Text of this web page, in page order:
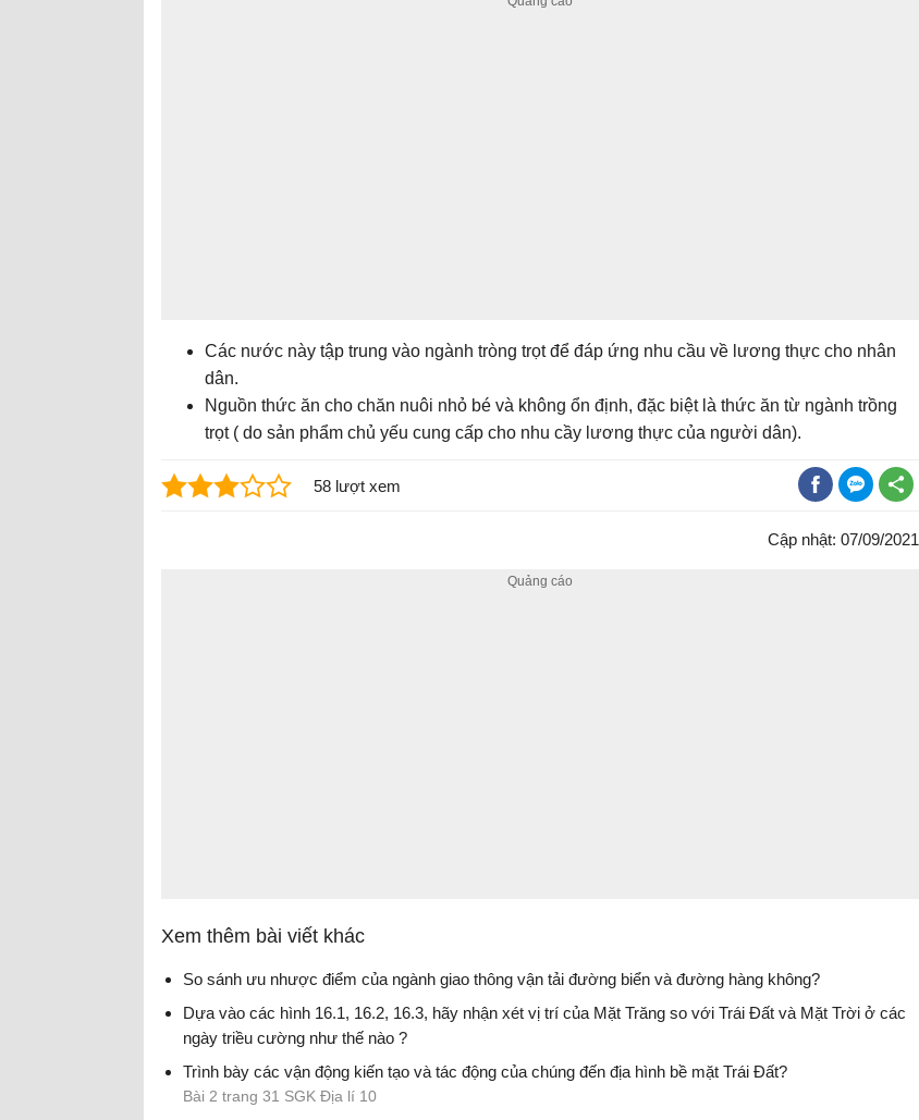
Các nước này tập trung vào ngành tròng trọt để đáp ứng nhu cầu về lương thực cho nhân
dân.
Nguồn thức ăn cho chăn nuôi nhỏ bé và không ổn định, đặc biệt là thức ăn từ ngành trồng
trọt ( do sản phẩm chủ yếu cung cấp cho nhu cầy lương thực của người dân).
58 lượt xem
Cập nhật: 07/09/2021
Xem thêm bài viết khác
So sánh ưu nhược điểm của ngành giao thông vận tải đường biển và đường hàng không?
Dựa vào các hình 16.1, 16.2, 16.3, hãy nhận xét vị trí của Mặt Trăng so với Trái Đất và Mặt Trời ở các
ngày triều cường như thế nào ?
Trình bày các vận động kiến tạo và tác động của chúng đến địa hình bề mặt Trái Đất?
Bài 2 trang 31 SGK Địa lí 10